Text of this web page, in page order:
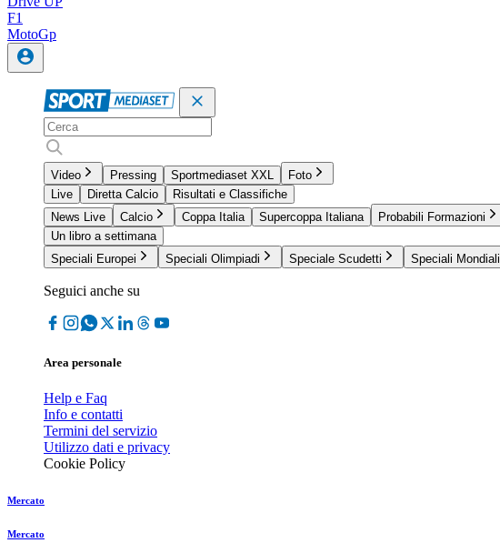
F1
MotoGp
Video Pressing Sportmediaset XXL
Foto
Live
Diretta Calcio
Risultati e Classifiche
News Live
Calcio Coppa Italia Supercoppa Italiana Probabili Formazioni
Un libro a settimana
Speciali Europei
Speciali Olimpiadi Speciale Scudetti Speciali Mondiali
Seguici anche su
Area personale
Help e Faq
Info e contatti
Termini del servizio
Utilizzo dati e privacy
Cookie Policy
Mercato
Mercato